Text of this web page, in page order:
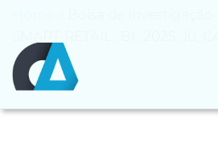
Bolsa de Investigação